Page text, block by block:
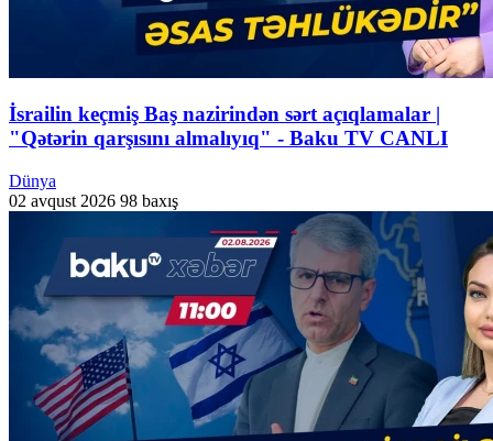
İsrailin keçmiş Baş nazirindən sərt açıqlamalar |
"Qətərin qarşısını almalıyıq" - Baku TV CANLI
Dünya
02 avqust 2026 98 baxış